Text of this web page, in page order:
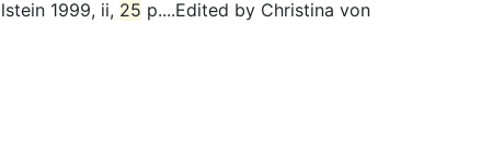
1999, ii, 25 p....Edited by Christina von